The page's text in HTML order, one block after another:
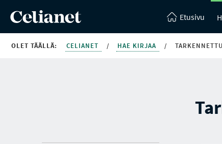
Etusivu
OLET TÄÄLLÄ: CELIANET / HAE KIRJAA /